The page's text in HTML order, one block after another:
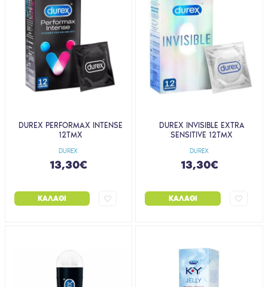
DUREX
DUREX PERFORMAX INTENSE
12ΤΜΧ
13,30€
ΚΑΛΆΘΙ
DUREX
DUREX INVISIBLE EXTRA
SENSITIVE 12ΤΜΧ
13,30€
ΚΑΛΆΘΙ